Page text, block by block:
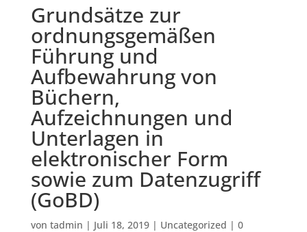
Grundsätze zur
ordnungsgemäßen
Führung und
Aufbewahrung von
Büchern,
Aufzeichnungen und
Unterlagen in
elektronischer Form
sowie zum Datenzugriff
(GoBD)
von tadmin | Juli 18, 2019| Uncategorized | 0